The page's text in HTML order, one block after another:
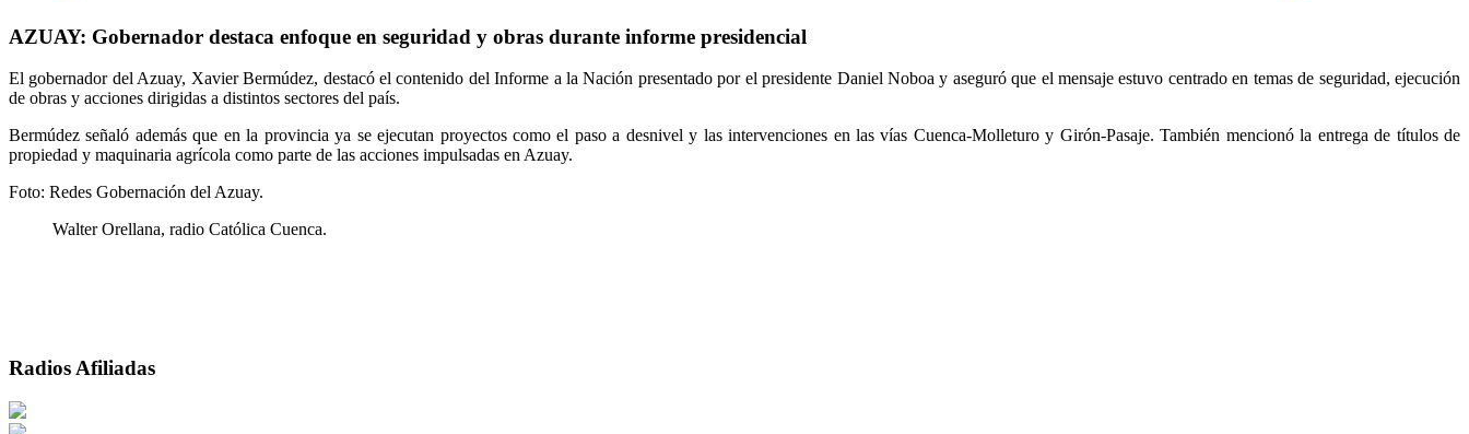
AZUAY: Gobernador destaca enfoque en seguridad y obras durante informe presidencial
El gobernador del Azuay, Xavier Bermúdez, destacó el contenido del Informe a la Nación presentado por el presidente Daniel Noboa y aseguró que el mensaje estuvo centrado en temas de seguridad, ejecución
de obras y acciones dirigidas a distintos sectores del país.
Bermúdez señaló además que en la provincia ya se ejecutan proyectos como el paso a desnivel y las intervenciones en las vías Cuenca-Molleturo y Girón-Pasaje. También mencionó la entrega de títulos de
propiedad y maquinaria agrícola como parte de las acciones impulsadas en Azuay.
Foto: Redes Gobernación del Azuay.
Walter Orellana, radio Católica Cuenca.
Radios Afiliadas